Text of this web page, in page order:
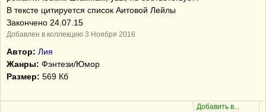
В тексте цитируется список Аитовой Лейлы
Закончено 24.07.15
Добавлен в коллекцию 3 Ноября 2016
Автор: Лия
Жанры: Фэнтези/Юмор
Размер: 569 Кб